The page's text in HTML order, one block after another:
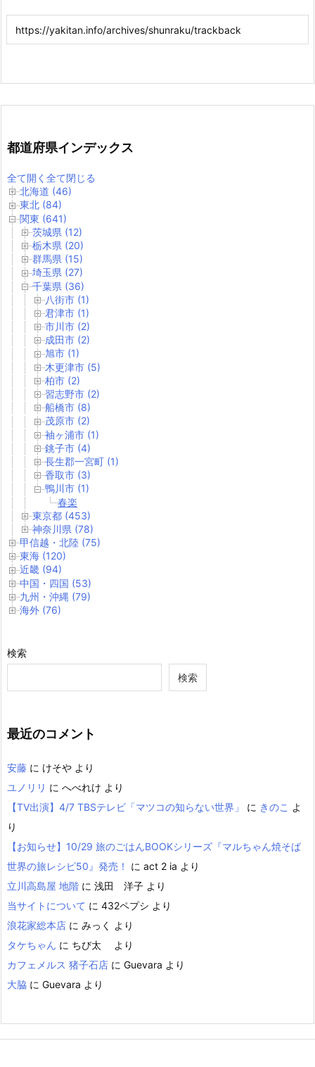
都道府県インデックス
全て開く 全て閉じる
北海道 (46)
東北 (84)
関東 (641)
茨城県 (12)
栃木県 (20)
群馬県 (15)
埼玉県 (27)
千葉県 (36)
八街市 (1)
君津市 (1)
市川市 (2)
成田市 (2)
旭市 (1)
木更津市 (5)
柏市 (2)
習志野市 (2)
船橋市 (8)
茂原市 (2)
袖ヶ浦市 (1)
銚子市 (4)
長生郡一宮町 (1)
香取市 (3)
鴨川市 (1)
春楽
東京都 (453)
神奈川県 (78)
甲信越・北陸 (75)
東海 (120)
近畿 (94)
中国・四国 (53)
九州・沖縄 (79)
海外 (76)
検索
検索
最近のコメント
安藤 に けそや より
ユノリリ に へべれけ より
【TV出演】4/7 TBSテレビ「マツコの知らない世界」
に きのこ よ
り
【お知らせ】10/29 旅のごはんBOOKシリーズ『マルちゃん焼そば
世界の旅レシピ50』発売！
に act 2 ia より
立川高島屋 地階 に 浅田 洋子 より
当サイトについて に 432ペプシ より
浪花家総本店 に みっく
より
タケちゃん に ちび太
より
カフェメルス 猪子石店 に Guevara より
大脇 に Guevara より